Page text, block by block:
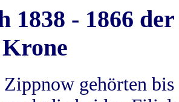
1838 - 1866
gehörten